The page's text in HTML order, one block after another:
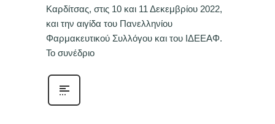
Καρδίτσας, στις 10 και 11 Δεκεμβρίου 2022,
και την αιγίδα του Πανελληνίου
Φαρμακευτικού Συλλόγου και του ΙΔΕΕΑΦ.
Το συνέδριο